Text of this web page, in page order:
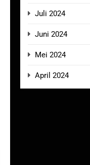
Juli 2024
Juni 2024
Mei 2024
April 2024